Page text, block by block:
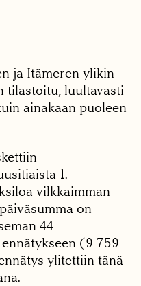
ja Itämeren ylikin
tilastoitu, luultavasti
ainakaan puoleen
1.
vilkkaimman
on
44
(9 759
ylitettiin tänä